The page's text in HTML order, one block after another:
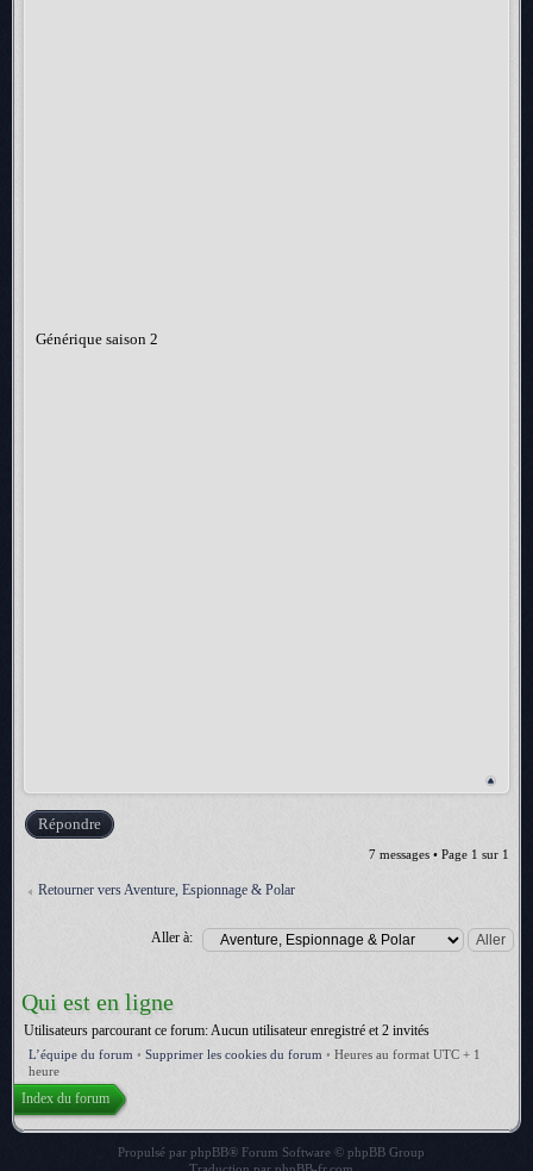
Générique saison 2
Répondre
7 messages • Page 1 sur 1
Retourner vers Aventure, Espionnage & Polar
Aller à:
Qui est en ligne
Utilisateurs parcourant ce forum: Aucun utilisateur enregistré et 2 invités
L’équipe du forum • Supprimer les cookies du forum • Heures au format UTC + 1
heure
Index du forum
Propulsé par phpBB® Forum Software © phpBB Group
Traduction par phpBB-fr.com